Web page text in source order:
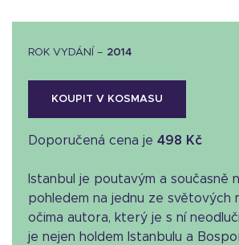
ROK VYDÁNÍ – 2014
KOUPIT V KOSMASU
Doporučená cena je 498 Kč
Istanbul je poutavým a současně
pohledem na jednu ze světových
očima autora, který je s ní
je nejen holdem Istanbulu a